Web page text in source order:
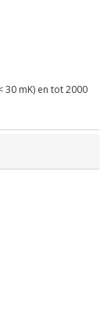
30 mK) en tot 2000